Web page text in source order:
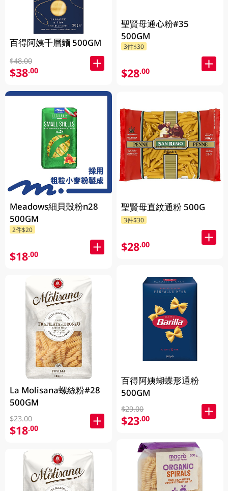
百得阿姨千層麵 500GM
$48.00
$38.00
Meadows細貝殼粉n28
500GM
2件$20
$18.00
La Molisana螺絲粉#28
500GM
$23.00
$18.00
聖賢母通心粉#35
500GM
3件$30
$28.00
聖賢母直紋通粉 500G
3件$30
$28.00
百得阿姨蝴蝶形通粉
500GM
$29.00
$23.00